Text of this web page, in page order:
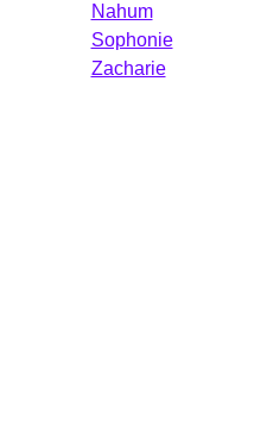
Nahum
Sophonie
Zacharie